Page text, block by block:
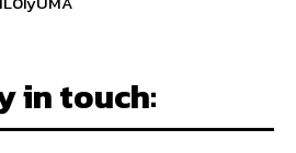
in touch: